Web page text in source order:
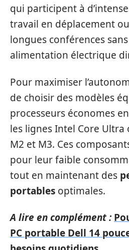
qui participent à
travail en déplacement
longues conférences
alimentation électrique
Pour maximiser
de choisir des modèles
processeurs économes
les lignes Intel Core Ultra
M2 et M3. Ces
pour leur faible
tout en maintenant des
portables optimales.
A lire en complément :
PC portable Dell 14